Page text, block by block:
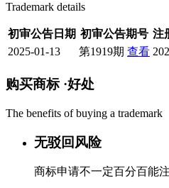
Trademark details
初审公告日期 初审公告期号 注
2025-01-13
第1919期 查看
购买商标 ·好处
The benefits of buying a trademark
无驳回风险
商标申请不一定百分百能